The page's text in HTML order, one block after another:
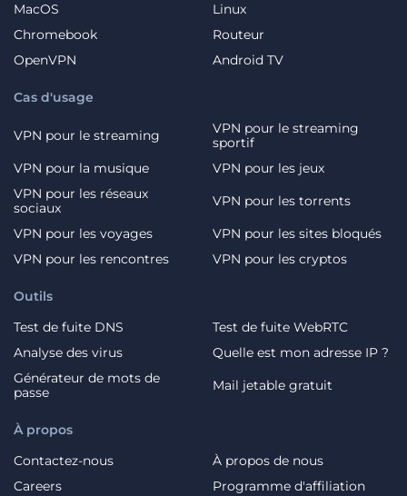
MacOS
Linux
Chromebook
Routeur
OpenVPN
Android TV
Cas d'usage
VPN pour le streaming
VPN pour le streaming
sportif
VPN pour la musique
VPN pour les jeux
VPN pour les réseaux
sociaux
VPN pour les torrents
VPN pour les voyages
VPN pour les sites bloqués
VPN pour les rencontres
VPN pour les cryptos
À propos
Contactez-nous
À propos de nous
Careers
Programme d'affiliation
Outils
Test de fuite DNS
Test de fuite WebRTC
Analyse des virus
Quelle est mon adresse IP ?
Générateur de mots de
passe
Mail jetable gratuit